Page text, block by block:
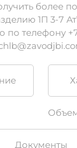
более
1П 3-7
телефону
Документы